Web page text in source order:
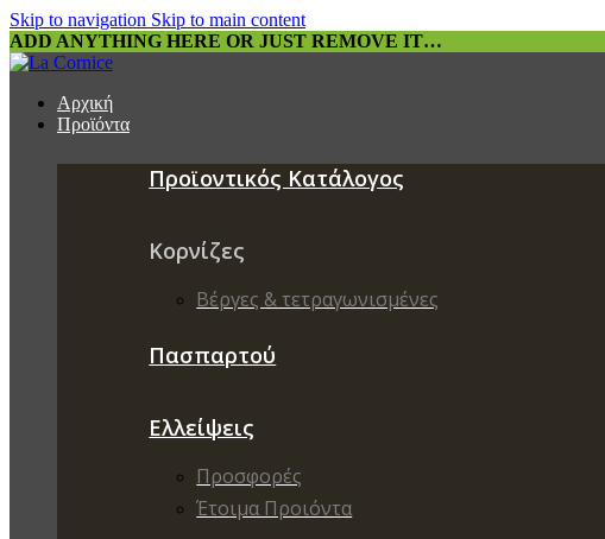
Skip to navigation Skip to main content
ADD ANYTHING HERE OR JUST REMOVE IT…
Αρχική
Προϊόντα
Προϊοντικός Κατάλογος
Κορνίζες
Βέργες & τετραγωνισμένες
Πασπαρτού
Ελλείψεις
Προσφορές
Έτοιμα Προιόντα